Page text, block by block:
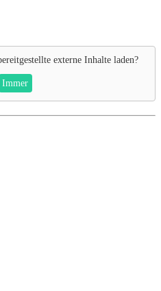
externe Inhalte laden?
Immer